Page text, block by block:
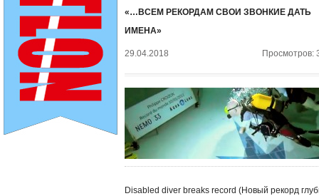
«…ВСЕМ РЕКОРДАМ СВОИ ЗВОНКИЕ ДАТЬ
ИМЕНА»
29.04.2018 Просмотров:
Disabled diver breaks record (Новый рекорд